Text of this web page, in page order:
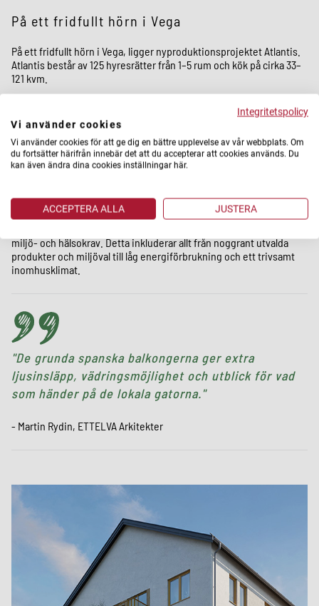
På ett fridfullt hörn i Vega
På ett fridfullt hörn i Vega, ligger nyproduktionsprojektet Atlantis.
Atlantis består av 125 hyresrätter från 1–5 rum och kök på cirka 33–
121 kvm.
Fasaden är delvis crémevit och delvis ljusgul, kompletterad med
en sockelvåning i gult tegel. De gula balkongerna och trädetaljerna
Taken är täckta med både solceller och sedumtak, vilket inte bara
är estetiskt tilltalande utan också miljövänligt. Fastigheten är
Svanenmärkt och erbjuder en rökfri miljö, vilket bidrar till en
för lugna stunder och sociala möten.
miljö- och hälsokrav. Detta inkluderar allt från noggrant utvalda
produkter och miljöval till låg energiförbrukning och ett trivsamt
inomhusklimat.
De grunda spanska balkongerna ger extra
ljusinsläpp, vädringsmöjlighet och utblick för vad
som händer på de lokala gatorna.
- Martin Rydin, ETTELVA Arkitekter
Integritetspolicy
Vi använder cookies
Vi använder cookies för att ge dig en bättre upplevelse av vår webbplats. Om
du fortsätter härifrån innebär det att du accepterar att cookies används. Du
kan även ändra dina cookies inställningar här.
ACCEPTERA ALLA JUSTERA